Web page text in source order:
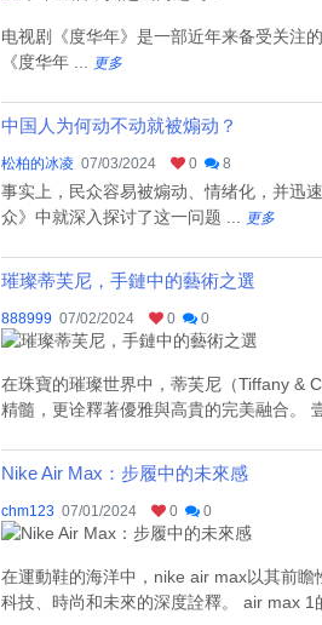
电视剧《度华年》是一部近年来备受关注
《度华年 ...
更多
中国人为何动不动就被煽动？
松柏的冰凌 07/03/2024 0 8
事实上，民众容易被煽动、情绪化，并迅
众》中就深入探讨了这一问题 ...
更多
璀璨蒂芙尼，手鏈中的藝術之選
888999 07/02/2024 0 0
在珠寶的璀璨世界中，蒂芙尼（Tiffany &
精髓，更诠釋著優雅與高貴的完美融合。
Nike Air Max：步履中的未來感
chm123 07/01/2024 0 0
在運動鞋的海洋中，nike air max以其前
科技、時尚和未來的深度詮釋。 air max